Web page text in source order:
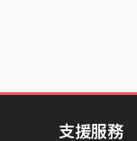
支援服務